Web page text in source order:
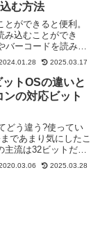
む方法
ができると便利。
み込むことができ
ーコードを読み込
2025.03.17
トOSの違いと
の対応ビット
どう違う?使ってい
であまり気にしたこ
流は32ビットだっ
2025.03.28